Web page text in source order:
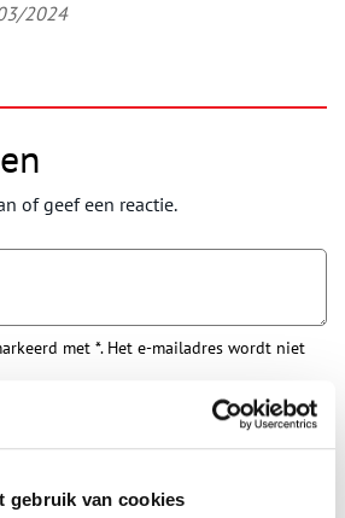
gebruik van cookies
2024
of geef een reactie.
met *. Het e-mailadres wordt niet